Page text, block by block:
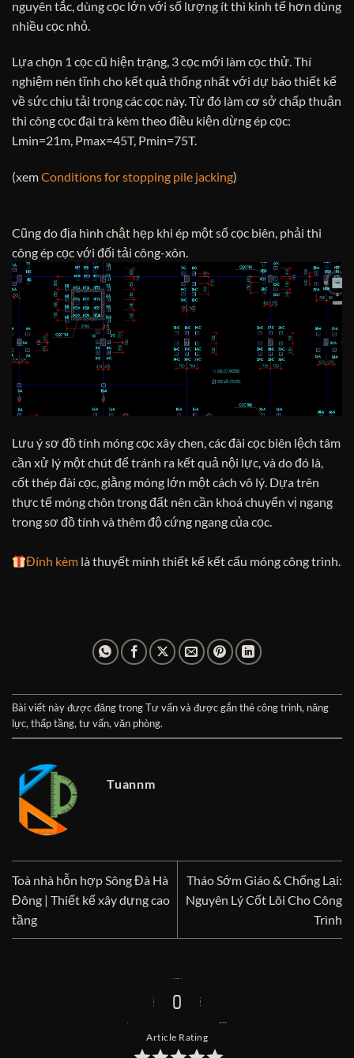
nguyên tắc, dùng cọc lớn với số lượng ít thì kinh tế hơn dùng
nhiều cọc nhỏ.
Lựa chọn 1 cọc cũ hiện trạng, 3 cọc mới làm cọc thử. Thí
nghiệm nén tĩnh cho kết quả thống nhất với dự báo thiết kế
về sức chịu tải trọng các cọc này. Từ đó làm cơ sở chấp thuận
thi công cọc đại trà kèm theo điều kiện dừng ép cọc:
Lmin=21m, Pmax=45T, Pmin=75T.
(xemConditions for stopping pile jacking)
Cũng do địa hình chật hẹp khi ép một số cọc biên, phải thi
công ép cọc với đối tải công-xôn.
Lưu ý sơ đồ tính móng cọc xây chen, các đài cọc biên lệch tâm
cần xử lý một chút để tránh ra kết quả nội lực, và do đó là,
cốt thép đài cọc, giằng móng lớn một cách vô lý. Dựa trên
thực tế móng chôn trong đất nên cần khoá chuyển vị ngang
trong sơ đồ tính và thêm độ cứng ngang của cọc.
Đính kèm là thuyết minh thiết kế kết cấu móng công trình.
Bài viết này được đăng trongTư vấnvà được gắn thẻcông trình, năng
lực, thấp tầng, tư vấn, văn phòng.
Tuannm
Toà nhà hỗn hợp Sông Đà Hà
Đông | Thiết kế xây dựng cao
tầng
Tháo Sớm Giáo & Chống Lại:
Nguyên Lý Cốt Lõi Cho Công
Trình
0
Article Rating